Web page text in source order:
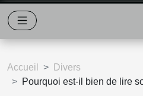
Accueil
Divers
Pourquoi est-il bien de lire